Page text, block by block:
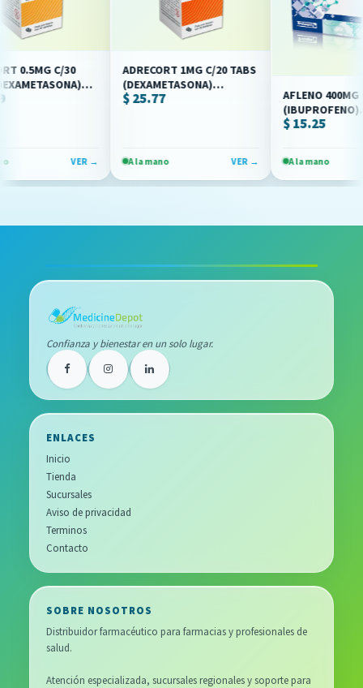
C/30
VER →
ADRECORT 1MG C/20 TABS
(DEXAMETASONA)
(ALLEN/AVITUS)
$ 25.77
A la mano VER →
AFLENO 400MG C/
(IBUPROFENO)
(BRULUAGSA)
$ 15.25
A la mano
Confianza y bienestar en un solo lugar.
ENLACES
Inicio
Tienda
Sucursales
Aviso de privacidad
Terminos
Contacto
SOBRE NOSOTROS
Distribuidor farmacéutico para farmacias y profesionales de
salud.
Atención especializada, sucursales regionales y soporte para